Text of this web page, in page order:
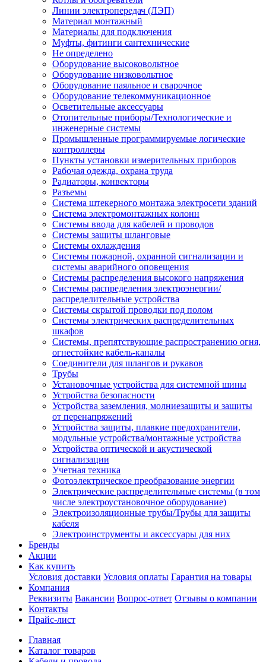
Линии электропередач (ЛЭП)
Материал монтажный
Материалы для подключения
Муфты, фитинги сантехнические
Не определено
Оборудование высоковольтное
Оборудование низковольтное
Оборудование паяльное и сварочное
Оборудование телекоммуникационное
Осветительные аксессуары
Отопительные приборы/Технологические и
инженерные системы
Промышленные программируемые логические
контроллеры
Пункты установки измерительных приборов
Рабочая одежда, охрана труда
Радиаторы, конвекторы
Разъемы
Система штекерного монтажа электросети зданий
Система электромонтажных колонн
Системы ввода для кабелей и проводов
Системы защиты шланговые
Системы охлаждения
Системы пожарной, охранной сигнализации и
системы аварийного оповещения
Системы распределения высокого напряжения
Системы распределения электроэнергии/
распределительные устройства
Системы скрытой проводки под полом
Системы электрических распределительных
шкафов
Системы, препятствующие распространению огня,
огнестойкие кабель-каналы
Соединители для шлангов и рукавов
Трубы
Установочные устройства для системной шины
Устройства безопасности
Устройства заземления, молниезащиты и защиты
от перенапряжений
Устройства защиты, плавкие предохранители,
модульные устройства/монтажные устройства
Устройства оптической и акустической
сигнализации
Учетная техника
Фотоэлектрическое преобразование энергии
Электрические распределительные системы (в том
числе электроустановочное оборудование)
Электроизоляционные трубы/Трубы для защиты
кабеля
Электроинструменты и аксессуары для них
Бренды
Акции
Как купить
Условия доставки Условия оплаты Гарантия на товары
Компания
Реквизиты Вакансии Вопрос-ответ Отзывы о компании
Контакты
Прайс-лист
Главная
Каталог товаров